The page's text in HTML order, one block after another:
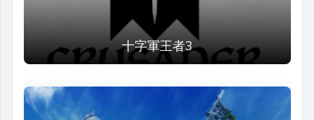
十字軍王者3